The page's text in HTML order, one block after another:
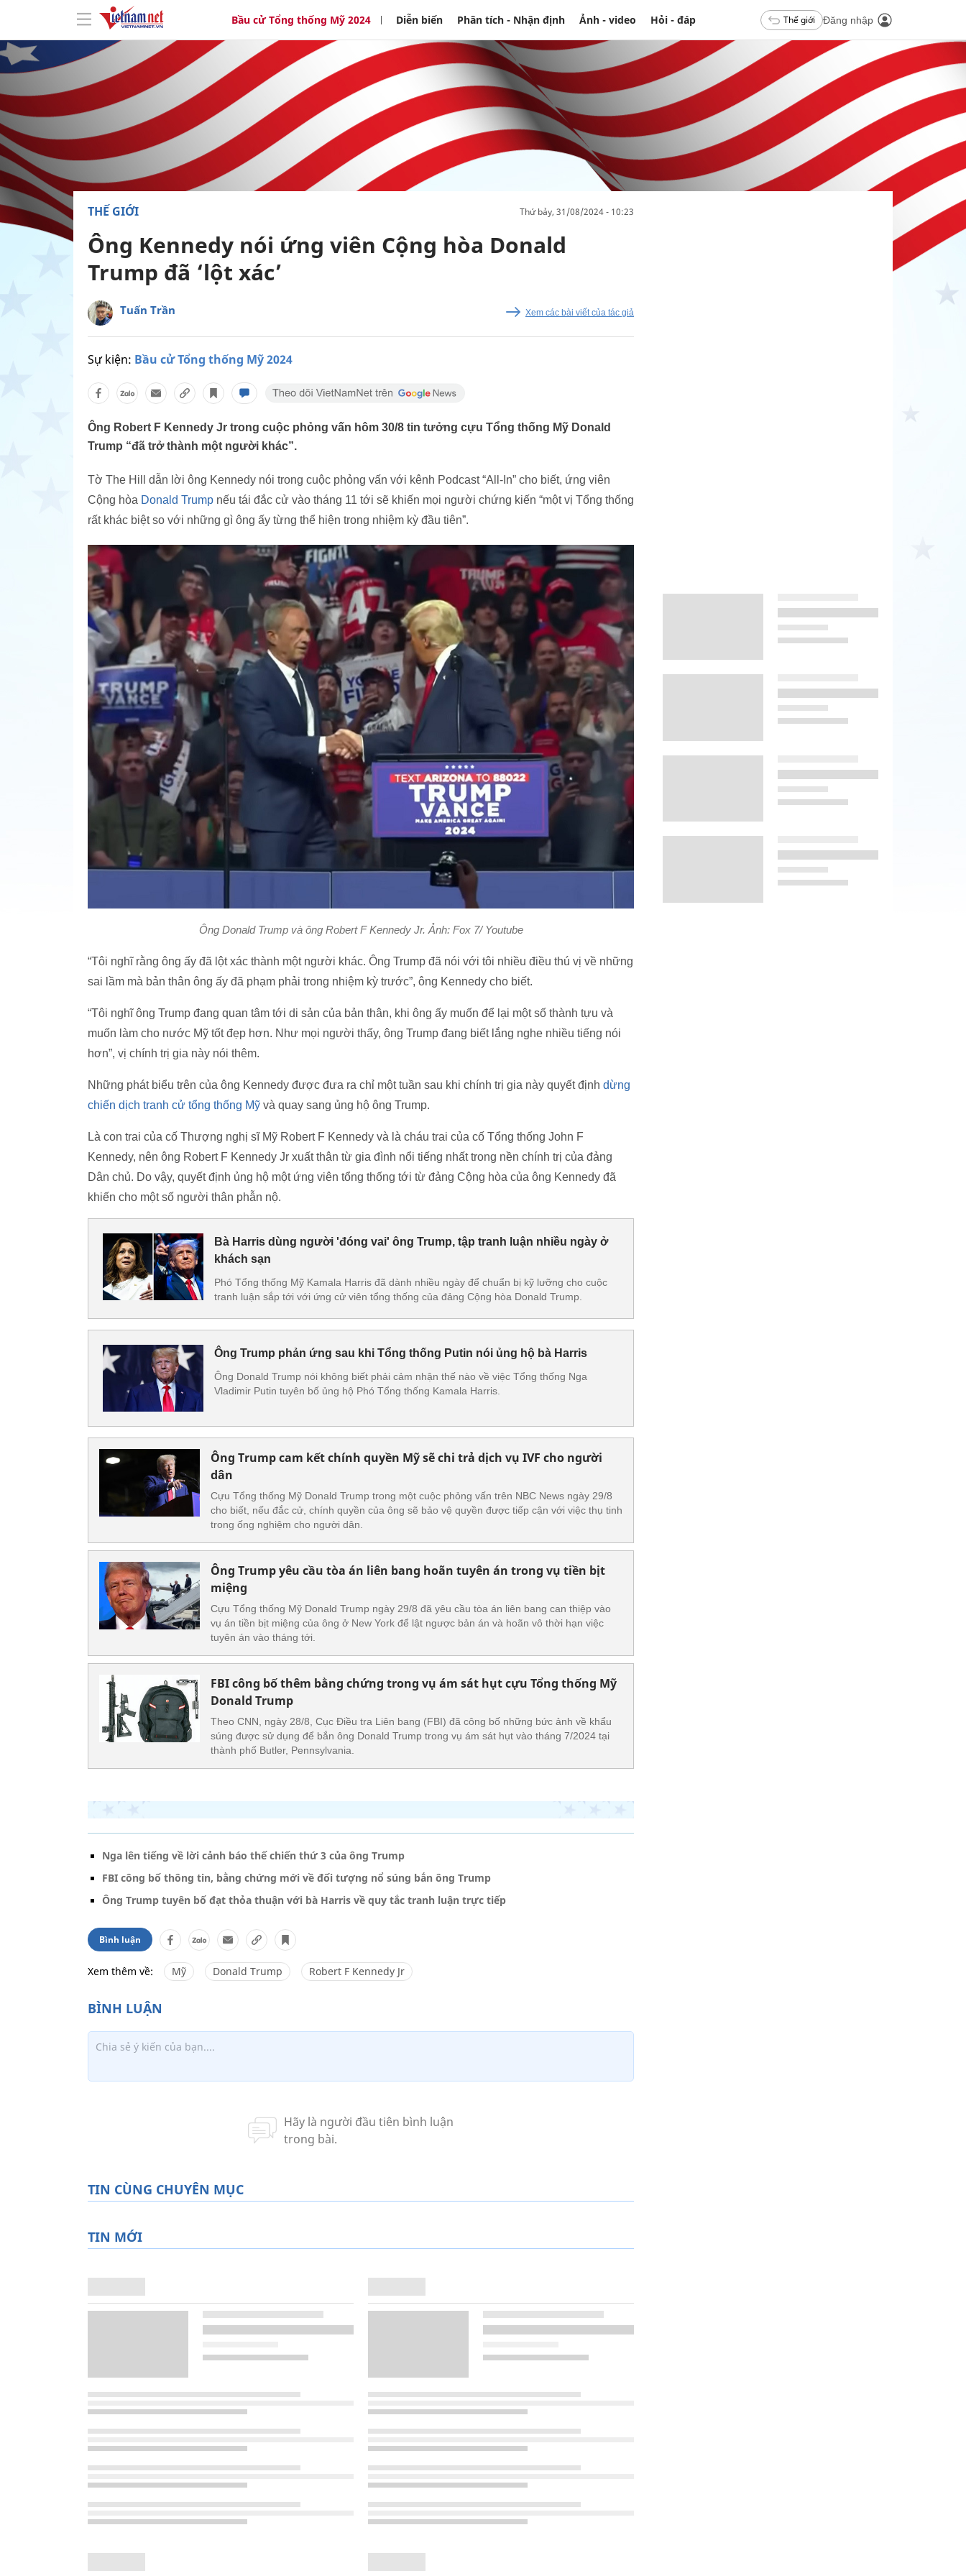
Bầu cử Tổng thống Mỹ 2024 Diễn biến Phân tích - Nhận định Ảnh - video Hỏi - đáp Thế giới Đăng nhập
THẾ GIỚI thứ bảy, 31/08/2024 - 10:23
Ông Kennedy nói ứng viên Cộng hòa Donald
Trump đã ‘lột xác’
Tuấn Trần Xem các bài viết của tác giả
Sự kiện: Bầu cử Tổng thống Mỹ 2024
Ông Robert F Kennedy Jr trong cuộc phỏng vấn hôm 30/8 tin tưởng cựu Tổng thống Mỹ Donald
Trump “đã trở thành một người khác”.
Tờ The Hill dẫn lời ông Kennedy nói trong cuộc phỏng vấn với kênh Podcast “All-In” cho biết, ứng viên
Cộng hòa Donald Trump nếu tái đắc cử vào tháng 11 tới sẽ khiến mọi người chứng kiến “một vị Tổng thống
rất khác biệt so với những gì ông ấy từng thể hiện trong nhiệm kỳ đầu tiên”.
Ông Donald Trump và ông Robert F Kennedy Jr. Ảnh: Fox 7/ Youtube
“Tôi nghĩ rằng ông ấy đã lột xác thành một người khác. Ông Trump đã nói với tôi nhiều điều thú vị về những
sai lầm mà bản thân ông ấy đã phạm phải trong nhiệm kỳ trước”, ông Kennedy cho biết.
“Tôi nghĩ ông Trump đang quan tâm tới di sản của bản thân, khi ông ấy muốn để lại một số thành tựu và
muốn làm cho nước Mỹ tốt đẹp hơn. Như mọi người thấy, ông Trump đang biết lắng nghe nhiều tiếng nói
hơn”, vị chính trị gia này nói thêm.
Những phát biểu trên của ông Kennedy được đưa ra chỉ một tuần sau khi chính trị gia này quyết định dừng
chiến dịch tranh cử tổng thống Mỹ và quay sang ủng hộ ông Trump.
Là con trai của cố Thượng nghị sĩ Mỹ Robert F Kennedy và là cháu trai của cố Tổng thống John F
Kennedy, nên ông Robert F Kennedy Jr xuất thân từ gia đình nổi tiếng nhất trong nền chính trị của đảng
Dân chủ. Do vậy, quyết định ủng hộ một ứng viên tổng thống tới từ đảng Cộng hòa của ông Kennedy đã
khiến cho một số người thân phẫn nộ.
Bà Harris dùng người 'đóng vai' ông Trump, tập tranh luận nhiều ngày ở
khách sạn
Phó Tổng thống Mỹ Kamala Harris đã dành nhiều ngày để chuẩn bị kỹ lưỡng cho cuộc
tranh luận sắp tới với ứng cử viên tổng thống của đảng Cộng hòa Donald Trump.
Ông Trump phản ứng sau khi Tổng thống Putin nói ủng hộ bà Harris
Ông Donald Trump nói không biết phải cảm nhận thế nào về việc Tổng thống Nga
Vladimir Putin tuyên bố ủng hộ Phó Tổng thống Kamala Harris.
Ông Trump cam kết chính quyền Mỹ sẽ chi trả dịch vụ IVF cho người
dân
Cựu Tổng thống Mỹ Donald Trump trong một cuộc phỏng vấn trên NBC News ngày 29/8
cho biết, nếu đắc cử, chính quyền của ông sẽ bảo vệ quyền được tiếp cận với việc thụ tinh
trong ống nghiệm cho người dân.
Ông Trump yêu cầu tòa án liên bang hoãn tuyên án trong vụ tiền bịt
miệng
Cựu Tổng thống Mỹ Donald Trump ngày 29/8 đã yêu cầu tòa án liên bang can thiệp vào
vụ án tiền bịt miệng của ông ở New York để lật ngược bản án và hoãn vô thời hạn việc
tuyên án vào tháng tới.
FBI công bố thêm bằng chứng trong vụ ám sát hụt cựu Tổng thống Mỹ
Donald Trump
Theo CNN, ngày 28/8, Cục Điều tra Liên bang (FBI) đã công bố những bức ảnh về khẩu
súng được sử dụng để bắn ông Donald Trump trong vụ ám sát hụt vào tháng 7/2024 tại
thành phố Butler, Pennsylvania.
Nga lên tiếng về lời cảnh báo thế chiến thứ 3 của ông Trump
FBI công bố thông tin, bằng chứng mới về đối tượng nổ súng bắn ông Trump
Ông Trump tuyên bố đạt thỏa thuận với bà Harris về quy tắc tranh luận trực tiếp
Bình luận
Xem thêm về: Mỹ Donald Trump Robert F Kennedy Jr
TIN CÙNG CHUYÊN MỤC
TIN MỚI